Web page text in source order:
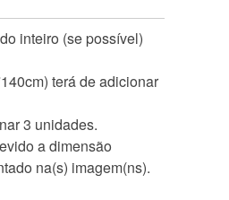
inteiro (se possível)
terá de adicionar
3 unidades.
a dimensão
na(s) imagem(ns).